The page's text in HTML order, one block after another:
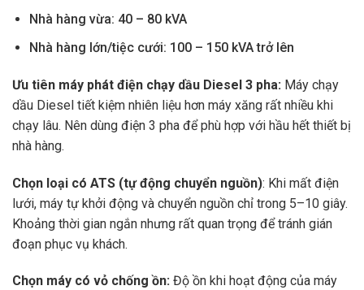
Nhà hàng vừa: 40 – 80 kVA
Nhà hàng lớn/tiệc cưới: 100 – 150 kVA trở lên
Ưu tiên máy phát điện chạy dầu Diesel 3 pha: Máy chạy
dầu Diesel tiết kiệm nhiên liệu hơn máy xăng rất nhiều khi
chạy lâu. Nên dùng điện 3 pha để phù hợp với hầu hết thiết bị
nhà hàng.
Chọn loại có ATS (tự động chuyển nguồn): Khi mất điện
lưới, máy tự khởi động và chuyển nguồn chỉ trong 5–10 giây.
Khoảng thời gian ngắn nhưng rất quan trọng để tránh gián
đoạn phục vụ khách.
Chọn máy có vỏ chống ồn: Độ ồn khi hoạt động của máy